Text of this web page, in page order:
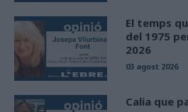
El temps
del 1975
2026
03 agost 2026
Calia que